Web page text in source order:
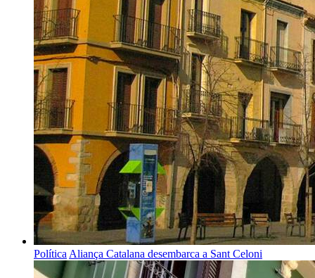
Política Aliança Catalana desembarca a Sant Celoni